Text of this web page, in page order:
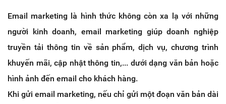
Email marketing là hình thức không còn xa lạ với những
người kinh doanh, email marketing giúp doanh nghiệp
truyền tải thông tin về sản phẩm, dịch vụ, chương trình
khuyến mãi, cập nhật thông tin,... dưới dạng văn bản hoặc
hình ảnh đến email cho khách hàng.
Khi gửi email marketing, nếu chỉ gửi một đoạn văn bản dài